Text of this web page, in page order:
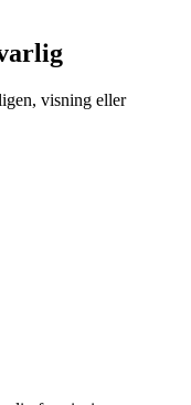
visning eller